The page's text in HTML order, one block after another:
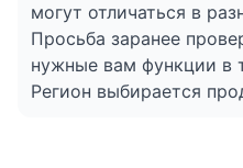
могут отличаться в
Просьба заранее
нужные вам функции в
Регион выбирается